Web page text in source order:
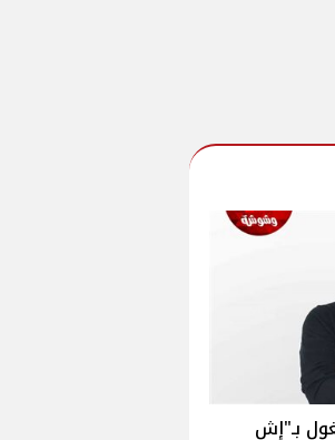
بـ"إش